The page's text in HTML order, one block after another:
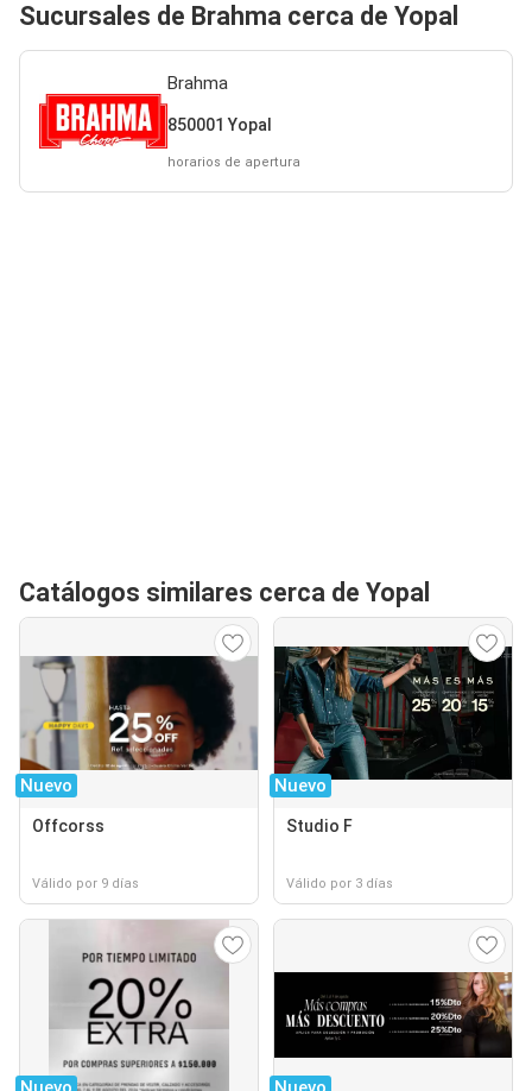
Sucursales de Brahma cerca de Yopal
Brahma
850001 Yopal
horarios de apertura
Catálogos similares cerca de Yopal
Nuevo
Offcorss
Válido por 9 días
Nuevo
Studio F
Válido por 3 días